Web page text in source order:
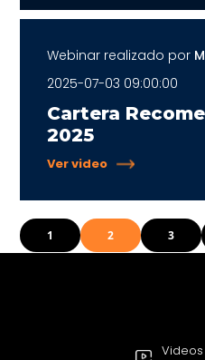
Webinar realizado por
2025-07-03 09:00:00
Cartera
2025
Ver video
1 2 3
Videos